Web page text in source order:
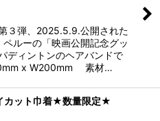
３弾、2025.5.9.公開された
ルーの「映画公開記念グッ
ディントンのヘアバンドで
x W200mm 素材…
カット巾着★数量限定★